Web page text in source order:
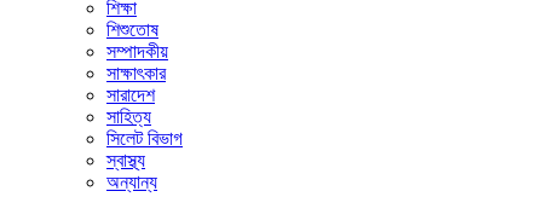
শিক্ষা
শিশুতোষ
সম্পাদকীয়
সাক্ষাৎকার
সারাদেশ
সাহিত্য
সিলেট বিভাগ
স্বাস্থ্য
অন্যান্য